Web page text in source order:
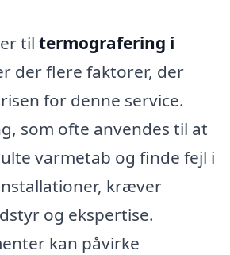
til termografering i
der flere faktorer, der
for denne service.
som ofte anvendes til at
varmetab og finde fejl i
kræver
og ekspertise.
kan påvirke